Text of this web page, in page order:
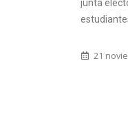
junta
21